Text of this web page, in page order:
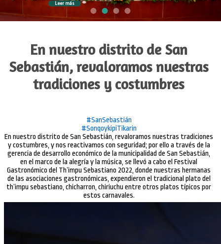
Leer más
En nuestro distrito de San
Sebastián, revaloramos nuestras
tradiciones y costumbres
#SanSebastián
#SonqoykipiTikarin
En nuestro distrito de San Sebastián, revaloramos nuestras tradiciones
y costumbres, y nos reactivamos con seguridad; por ello a través de la
gerencia de desarrollo económico de la municipalidad de San Sebastián,
en el marco de la alegría y la música, se llevó a cabo el Festival
Gastronómico del Th’impu Sebastiano 2022, donde nuestras hermanas
de las asociaciones gastronómicas, expendieron el tradicional plato del
th’impu sebastiano, chicharron, chiriuchu entre otros platos típicos por
estos carnavales.